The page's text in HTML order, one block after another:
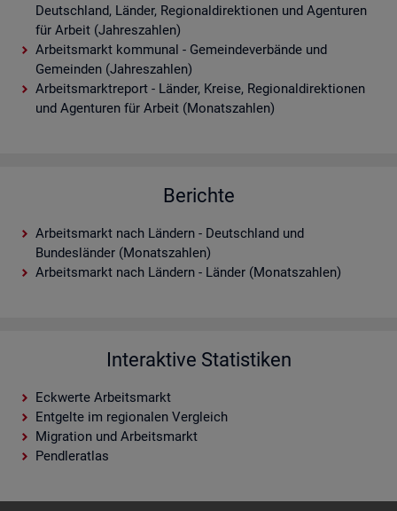
Deutschland, Länder, Regionaldirektionen und Agenturen
für Arbeit (Jahreszahlen)
Arbeitsmarkt kommunal - Gemeindeverbände und
Gemeinden (Jahreszahlen)
Arbeitsmarktreport - Länder, Kreise, Regionaldirektionen
und Agenturen für Arbeit (Monatszahlen)
Berichte
Arbeitsmarkt nach Ländern - Deutschland und
Bundesländer (Monatszahlen)
Arbeitsmarkt nach Ländern - Länder (Monatszahlen)
Interaktive Statistiken
Eckwerte Arbeitsmarkt
Entgelte im regionalen Vergleich
Migration und Arbeitsmarkt
Pendleratlas